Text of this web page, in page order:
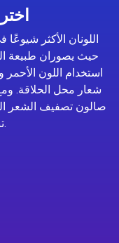
اللونان الأكثر
حيث يصوران طبيعة
استخدام اللون
شعار محل الحلاقة.
صالون تصفيف الشعر
تنافسية في السوق.